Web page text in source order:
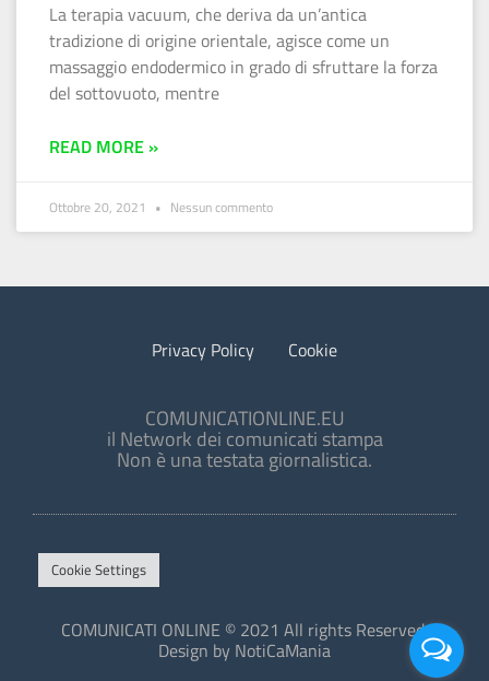
La terapia vacuum, che deriva da un’antica
tradizione di origine orientale, agisce come un
massaggio endodermico in grado di sfruttare la forza
del sottovuoto, mentre
READ MORE »
Ottobre 20, 2021 Nessun commento
Privacy Policy Cookie
COMUNICATIONLINE.EU
il Network dei comunicati stampa
Non è una testata giornalistica.
Cookie Settings
COMUNICATI ONLINE © 2021 All rights Reserved.
Design by NotiCaMania